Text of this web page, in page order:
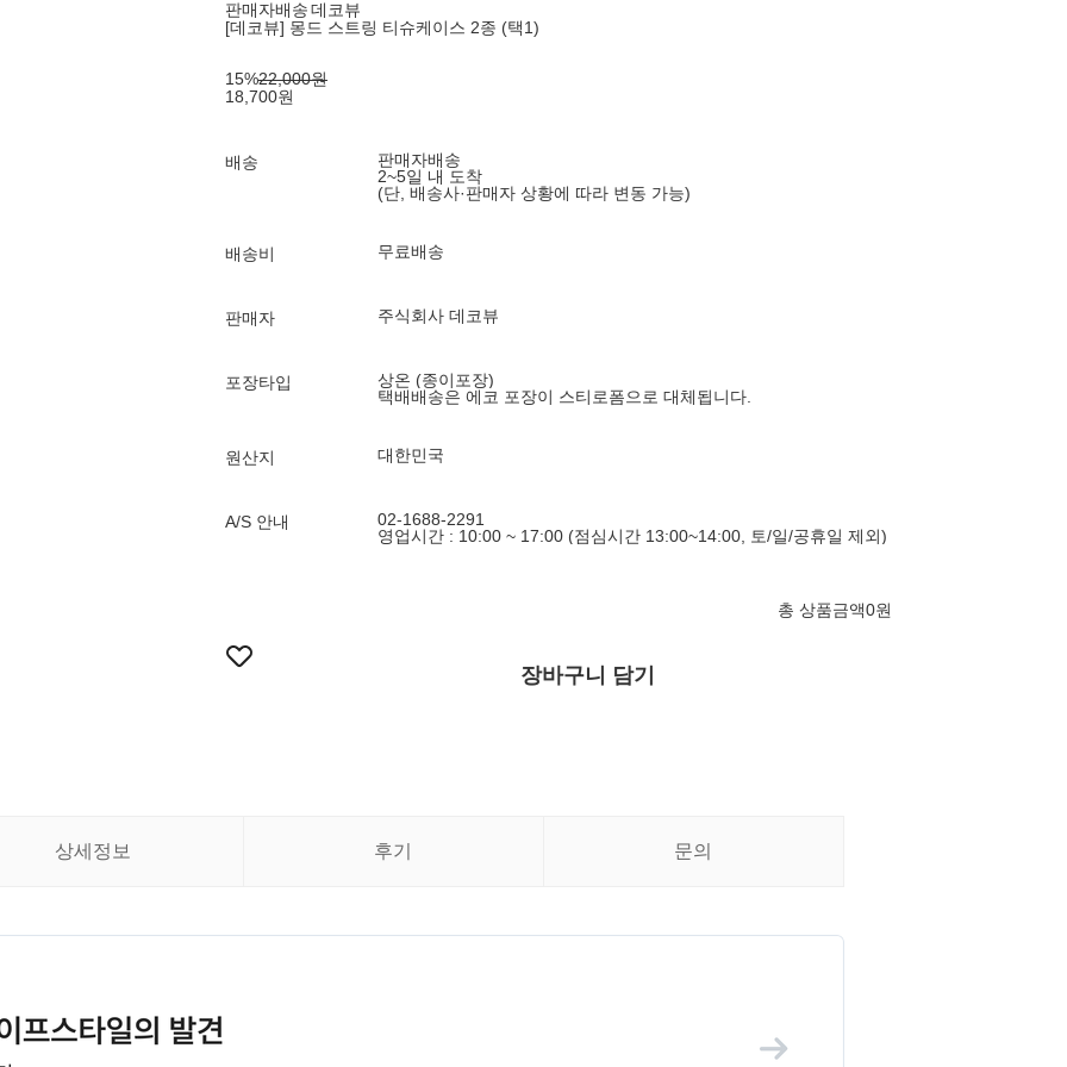
판매자배송데코뷰
[데코뷰] 몽드 스트링 티슈케이스 2종 (택1)
15%22,000원
18,700원
배송
판매자배송
2~5일 내 도착
(단, 배송사·판매자 상황에 따라 변동 가능)
배송비 무료배송
판매자 주식회사 데코뷰
포장타입
상온 (종이포장)
택배배송은 에코 포장이 스티로폼으로 대체됩니다.
원산지 대한민국
A/S 안내
02-1688-2291
영업시간 : 10:00 ~ 17:00 (점심시간 13:00~14:00, 토/일/공휴일 제외)
총 상품금액0원
장바구니 담기
상세정보 후기 문의